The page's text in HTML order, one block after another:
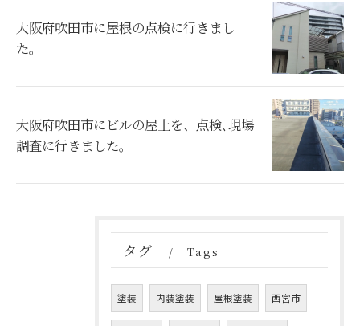
大阪府吹田市に屋根の点検に行きまし
た。
大阪府吹田市にビルの屋上を、点検､現場
調査に行きました。
タグ Tags
塗装 内装塗装 屋根塗装 西宮市